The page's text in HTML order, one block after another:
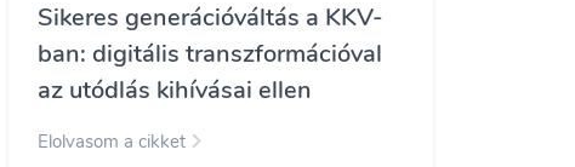
Sikeres generációváltás a KKV-
ban: digitális transzformációval
az utódlás kihívásai ellen
Elolvasom a cikket